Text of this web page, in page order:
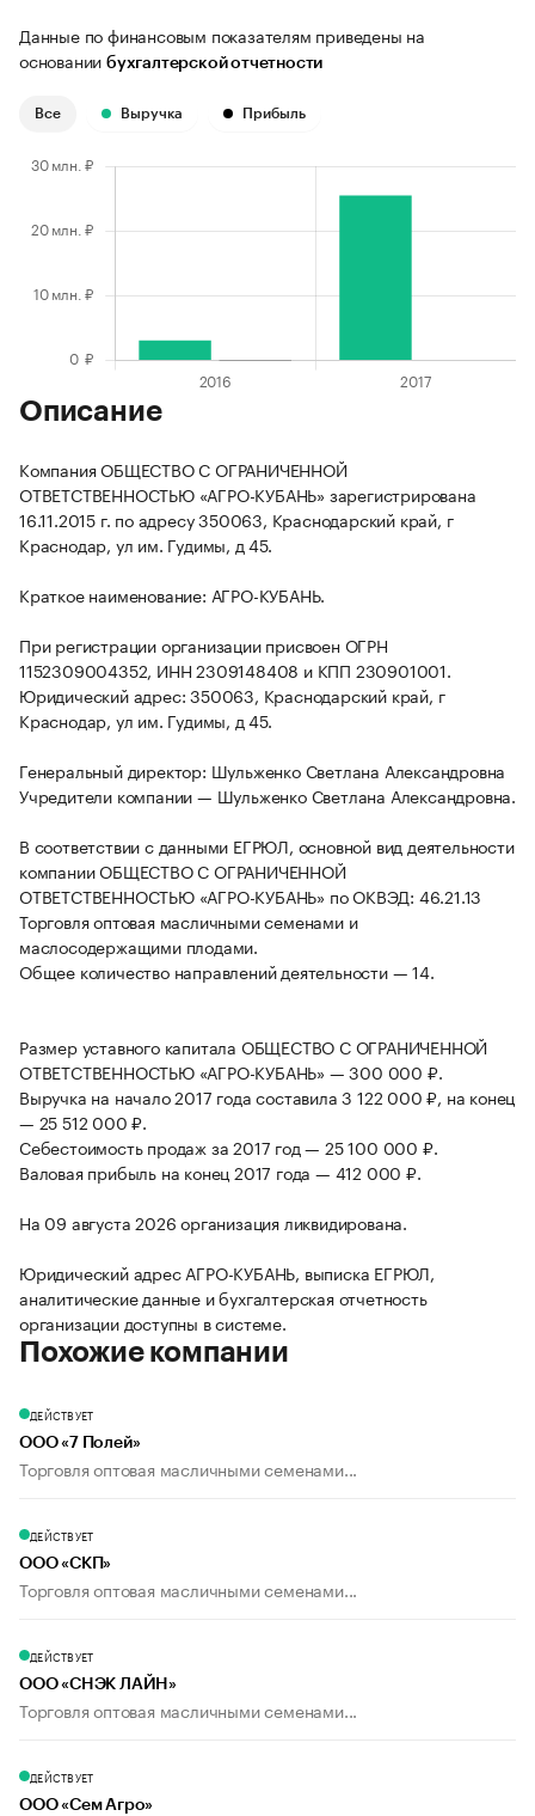
Данные по финансовым показателям приведены на
основании бухгалтерской отчетности
Все Выручка Прибыль
Описание
Компания ОБЩЕСТВО С ОГРАНИЧЕННОЙ
ОТВЕТСТВЕННОСТЬЮ «АГРО-КУБАНЬ» зарегистрирована
16.11.2015 г. по адресу 350063, Краснодарский край, г
Краснодар, ул им. Гудимы, д 45.
Краткое наименование: АГРО-КУБАНЬ.
При регистрации организации присвоен ОГРН
1152309004352, ИНН 2309148408 и КПП 230901001.
Юридический адрес: 350063, Краснодарский край, г
Краснодар, ул им. Гудимы, д 45.
Генеральный директор: Шульженко Светлана Александровна
Учредители компании — Шульженко Светлана Александровна.
В соответствии с данными ЕГРЮЛ, основной вид деятельности
компании ОБЩЕСТВО С ОГРАНИЧЕННОЙ
ОТВЕТСТВЕННОСТЬЮ «АГРО-КУБАНЬ» по ОКВЭД: 46.21.13
Торговля оптовая масличными семенами и
маслосодержащими плодами.
Общее количество направлений деятельности — 14.
Размер уставного капитала ОБЩЕСТВО С ОГРАНИЧЕННОЙ
ОТВЕТСТВЕННОСТЬЮ «АГРО-КУБАНЬ» — 300 000 ₽.
Выручка на начало 2017 года составила 3 122 000 ₽, на конец
— 25 512 000 ₽.
Себестоимость продаж за 2017 год — 25 100 000 ₽.
Валовая прибыль на конец 2017 года — 412 000 ₽.
На 09 августа 2026 организация ликвидирована.
Юридический адрес АГРО-КУБАНЬ, выписка ЕГРЮЛ,
аналитические данные и бухгалтерская отчетность
организации доступны в системе.
Похожие компании
ДЕЙСТВУЕТ
ООО «7 Полей»
Торговля оптовая масличными семенами...
ДЕЙСТВУЕТ
ООО «СКП»
Торговля оптовая масличными семенами...
ДЕЙСТВУЕТ
ООО «СНЭК ЛАЙН»
Торговля оптовая масличными семенами...
ДЕЙСТВУЕТ
ООО «Сем Агро»